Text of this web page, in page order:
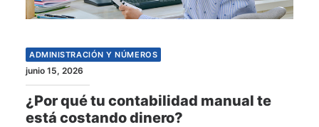
ADMINISTRACIÓN Y NÚMEROS
junio 15, 2026
¿Por qué tu contabilidad manual te
está costando dinero?